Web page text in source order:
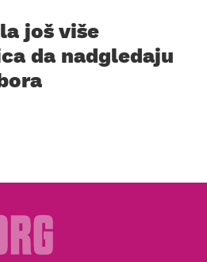
još više
da nadgledaju